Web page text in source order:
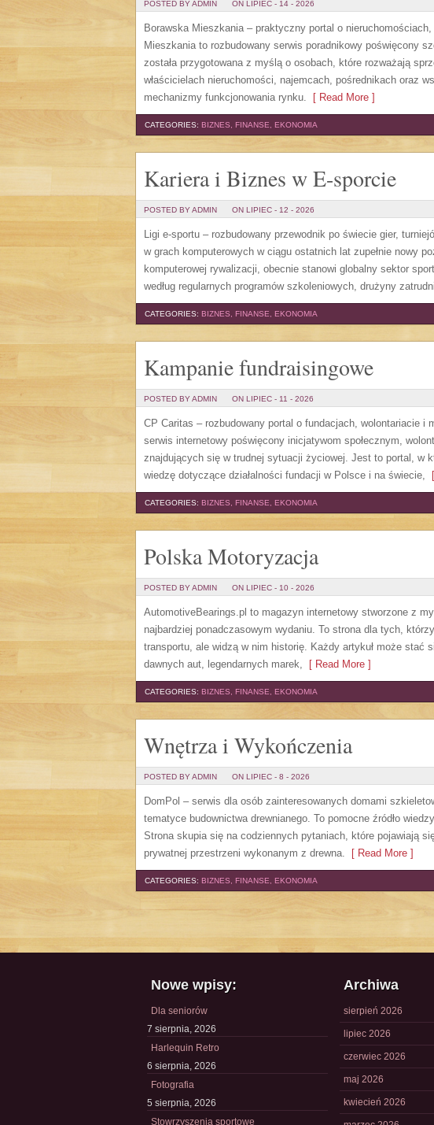
POSTED BY ADMIN ON LIPIEC - 14 - 2026
Borawska Mieszkania – praktyczny portal o
Mieszkania to rozbudowany serwis poradnikowy poświęcony
została przygotowana z myślą o osobach, które rozważają
właścicielach nieruchomości, najemcach, pośrednikach oraz
mechanizmy funkcjonowania rynku. [ Read More ]
CATEGORIES: BIZNES, FINANSE, EKONOMIA
Kariera i Biznes w E-sporcie
POSTED BY ADMIN ON LIPIEC - 12 - 2026
Ligi e-sportu – rozbudowany przewodnik po świecie gier,
w grach komputerowych w ciągu ostatnich lat zupełnie nowy
komputerowej rywalizacji, obecnie stanowi globalny sektor
według regularnych programów szkoleniowych, drużyny
CATEGORIES: BIZNES, FINANSE, EKONOMIA
Kampanie fundraisingowe
POSTED BY ADMIN ON LIPIEC - 11 - 2026
CP Caritas – rozbudowany portal o fundacjach, wolontariacie i
serwis internetowy poświęcony inicjatywom społecznym,
znajdujących się w trudnej sytuacji życiowej. Jest to portal, w
wiedzę dotyczące działalności fundacji w Polsce i na świecie,
CATEGORIES: BIZNES, FINANSE, EKONOMIA
Polska Motoryzacja
POSTED BY ADMIN ON LIPIEC - 10 - 2026
AutomotiveBearings.pl to magazyn internetowy stworzone z
najbardziej ponadczasowym wydaniu. To strona dla tych,
transportu, ale widzą w nim historię. Każdy artykuł może stać
dawnych aut, legendarnych marek, [ Read More ]
CATEGORIES: BIZNES, FINANSE, EKONOMIA
Wnętrza i Wykończenia
POSTED BY ADMIN ON LIPIEC - 8 - 2026
DomPol – serwis dla osób zainteresowanych domami
tematyce budownictwa drewnianego. To pomocne źródło
Strona skupia się na codziennych pytaniach, które pojawiają
prywatnej przestrzeni wykonanym z drewna. [ Read More ]
CATEGORIES: BIZNES, FINANSE, EKONOMIA
Nowe wpisy:
Dla seniorów
7 sierpnia, 2026
Harlequin Retro
6 sierpnia, 2026
Fotografia
5 sierpnia, 2026
Stowrzyszenia sportowe
Archiwa
sierpień 2026
lipiec 2026
czerwiec 2026
maj 2026
kwiecień 2026